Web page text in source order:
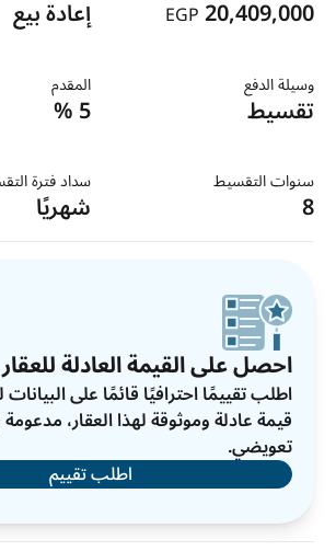
20,409,000
EGP إعادة بيع
وسيلة الدفع
تقسيط
المقدم
5 %
سنوات التقسيط
8
سداد فترة
شهريًا
احصل على القيمة العادلة للعقار
اطلب تقييمًا احترافيًا قائمًا على
قيمة عادلة وموثوقة لهذا العقار،
تعويضي.
اطلب تقييم